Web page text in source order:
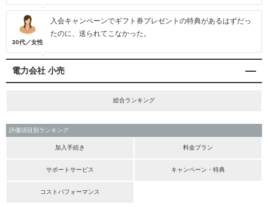
30代／女性
入会キャンペーンでギフト券プレゼントの特典があるはずだっ
たのに、送られてこなかった。
電力会社 小売
総合ランキング
評価項目別ランキング
加入手続き 料金プラン
サポートサービス キャンペーン・特典
コストパフォーマンス